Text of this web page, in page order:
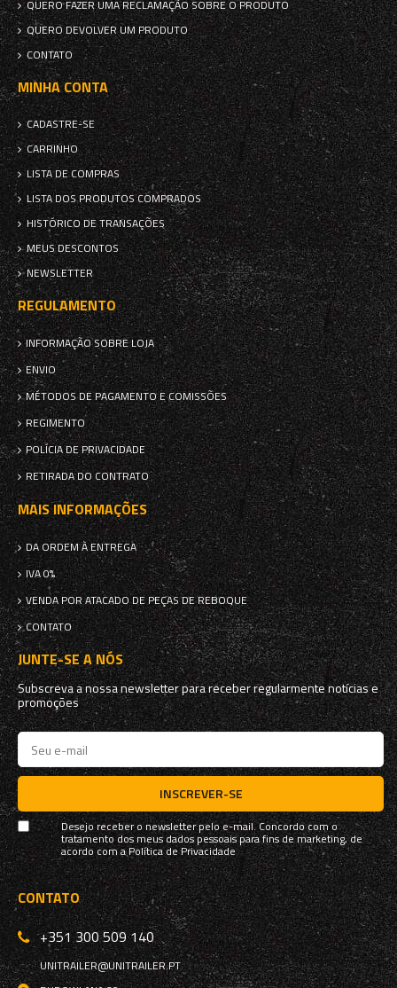
QUERO FAZER UMA RECLAMAÇÃO SOBRE O PRODUTO
QUERO DEVOLVER UM PRODUTO
CONTATO
MINHA CONTA
CADASTRE-SE
CARRINHO
LISTA DE COMPRAS
LISTA DOS PRODUTOS COMPRADOS
HISTÓRICO DE TRANSAÇÕES
MEUS DESCONTOS
NEWSLETTER
REGULAMENTO
INFORMAÇÃO SOBRE LOJA
ENVIO
MÉTODOS DE PAGAMENTO E COMISSÕES
REGIMENTO
POLÍCIA DE PRIVACIDADE
RETIRADA DO CONTRATO
MAIS INFORMAÇÕES
DA ORDEM À ENTREGA
IVA 0%
VENDA POR ATACADO DE PEÇAS DE REBOQUE
CONTATO
JUNTE-SE A NÓS
Subscreva a nossa newsletter para receber regularmente notícias e
promoções
INSCREVER-SE
Desejo receber o newsletter pelo e-mail. Concordo com o
tratamento dos meus dados pessoais para fins de marketing, de
acordo com aPolítica de Privacidade
CONTATO
+351 300 509 140
UNITRAILER@UNITRAILER.PT